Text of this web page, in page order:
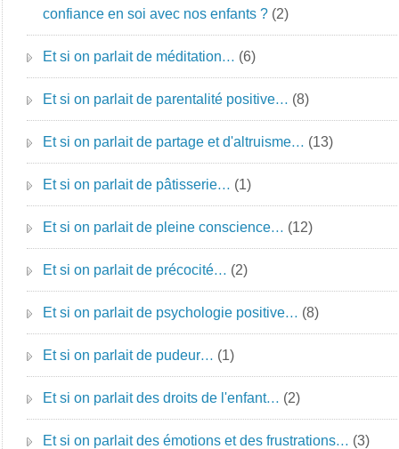
confiance en soi avec nos enfants ? (2)
Et si on parlait de méditation… (6)
Et si on parlait de parentalité positive… (8)
Et si on parlait de partage et d'altruisme… (13)
Et si on parlait de pâtisserie… (1)
Et si on parlait de pleine conscience… (12)
Et si on parlait de précocité… (2)
Et si on parlait de psychologie positive… (8)
Et si on parlait de pudeur… (1)
Et si on parlait des droits de l'enfant… (2)
Et si on parlait des émotions et des frustrations… (3)